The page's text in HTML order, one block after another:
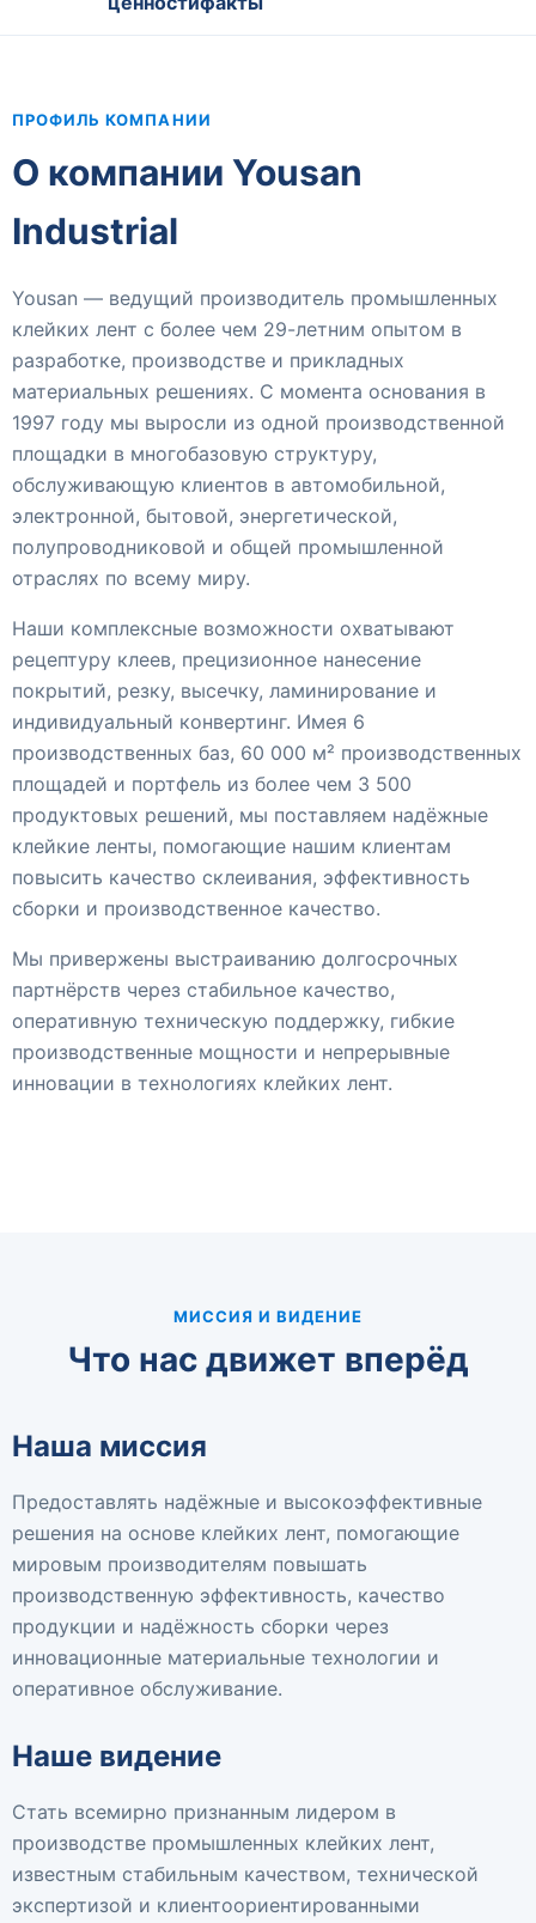
ПРОФИЛЬ КОМПАНИИ
О компании Yousan
Industrial
Yousan — ведущий производитель промышленных
клейких лент с более чем 29-летним опытом в
разработке, производстве и прикладных
материальных решениях. С момента основания в
1997 году мы выросли из одной производственной
площадки в многобазовую структуру,
обслуживающую клиентов в автомобильной,
электронной, бытовой, энергетической,
полупроводниковой и общей промышленной
отраслях по всему миру.
Наши комплексные возможности охватывают
рецептуру клеев, прецизионное нанесение
покрытий, резку, высечку, ламинирование и
индивидуальный конвертинг. Имея 6
производственных баз, 60 000 м² производственных
площадей и портфель из более чем 3 500
продуктовых решений, мы поставляем надёжные
клейкие ленты, помогающие нашим клиентам
повысить качество склеивания, эффективность
сборки и производственное качество.
Мы привержены выстраиванию долгосрочных
партнёрств через стабильное качество,
оперативную техническую поддержку, гибкие
производственные мощности и непрерывные
инновации в технологиях клейких лент.
МИССИЯ И ВИДЕНИЕ
Что нас движет вперёд
Наша миссия
Предоставлять надёжные и высокоэффективные
решения на основе клейких лент, помогающие
мировым производителям повышать
производственную эффективность, качество
продукции и надёжность сборки через
инновационные материальные технологии и
оперативное обслуживание.
Наше видение
Стать всемирно признанным лидером в
производстве промышленных клейких лент,
известным стабильным качеством, технической
экспертизой и клиентоориентированными